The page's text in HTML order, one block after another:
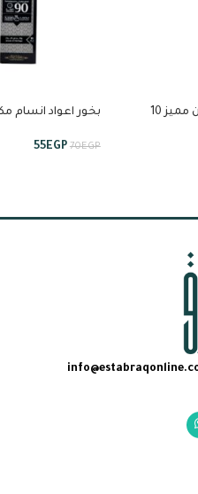
بخور اعواد انسام رمضان مميز 10
70EGP
55EGP